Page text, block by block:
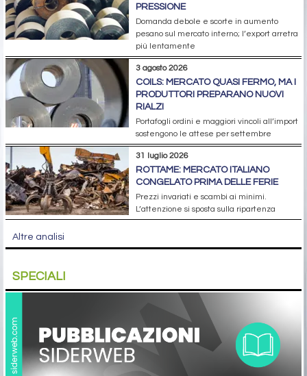
PRESSIONE
Domanda debole e scorte in aumento
pesano sul mercato interno; l’export arretra
più lentamente
3 agosto 2026
COILS: MERCATO QUASI FERMO, MA I
PRODUTTORI PREPARANO NUOVI
RIALZI
Portafogli ordini e maggiori vincoli all’import
sostengono le attese per settembre
31 luglio 2026
ROTTAME: MERCATO ITALIANO
CONGELATO PRIMA DELLE FERIE
Prezzi invariati e scambi ai minimi.
L’attenzione si sposta sulla ripartenza
Altre analisi
SPECIALI